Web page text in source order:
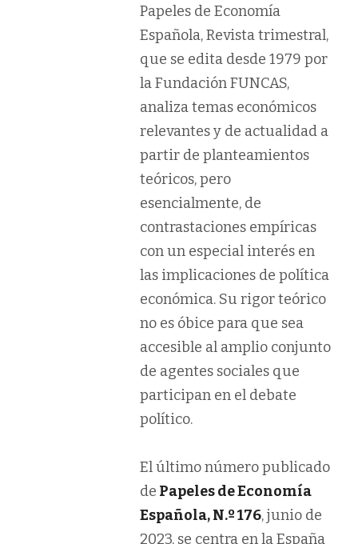
Papeles de Economía
Española, Revista trimestral,
que se edita desde 1979 por
la Fundación FUNCAS,
analiza temas económicos
relevantes y de actualidad a
partir de planteamientos
teóricos, pero
esencialmente, de
contrastaciones empíricas
con un especial interés en
las implicaciones de política
económica. Su rigor teórico
no es óbice para que sea
accesible al amplio conjunto
de agentes sociales que
participan en el debate
político.
El último número publicado
de Papeles de Economía
Española, N.º 176, junio de
2023, se centra en la España